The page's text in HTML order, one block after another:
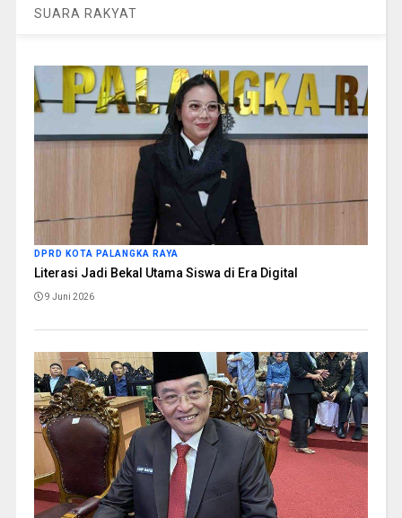
SUARA RAKYAT
DPRD KOTA PALANGKA RAYA
Literasi Jadi Bekal Utama Siswa di Era Digital
9 Juni 2026